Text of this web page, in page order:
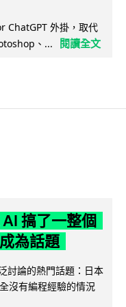
ChatGPT 外掛，取代
、...
閱讀全文
搞了一整個
為話題
討論的熱門話題：日本
沒有編程經驗的情況